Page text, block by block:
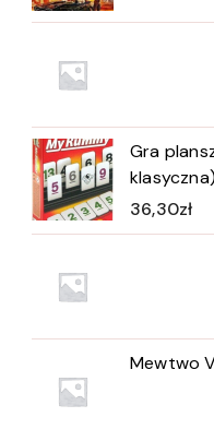
Gra
klasyczna)
36,30zł
Mewtwo